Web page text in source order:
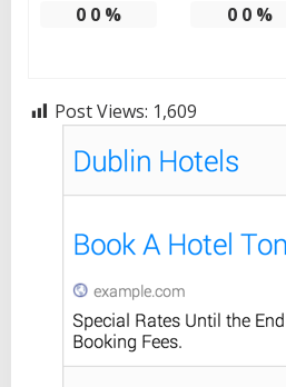
0 0 % 0 0%
Post Views: 1,609